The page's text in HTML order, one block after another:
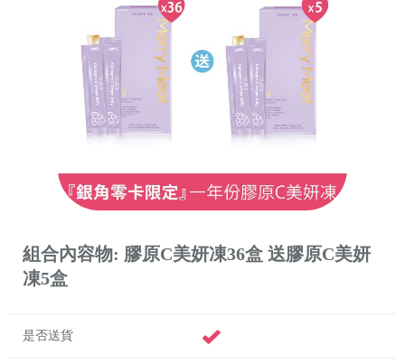
組合內容物: 膠原C美妍凍36盒 送膠原C美妍
凍5盒
是否送貨